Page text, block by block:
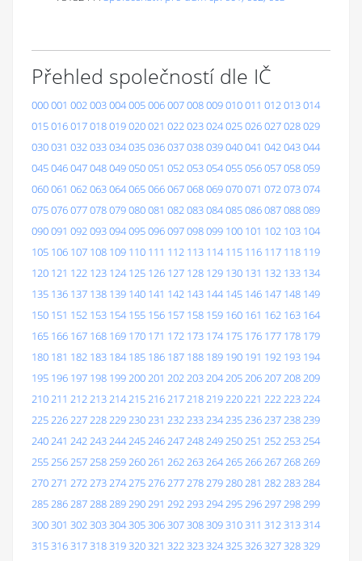
Přehled společností dle IČ
000001 002003004005006007008009010011 012013014
015016017018019020021 022023024025026027028029
030031 032033034035036037038039040041 042043044
045046047048049050051 052053054055056057058059
060061 062063064065066067068069070071 072073074
075076077078079080081 082083084085086087088089
090091 092093094095096097098099 100 101 102 103 104
105 106 107 108 109 110 111 112 113 114 115 116 117 118 119
120 121 122 123 124 125 126 127 128 129 130 131 132 133 134
135 136 137 138 139 140 141 142 143 144 145 146 147 148 149
150 151 152 153 154 155 156 157 158 159 160 161 162 163 164
165 166 167 168 169 170 171 172 173 174 175 176 177 178 179
180 181 182 183 184 185 186 187 188 189 190 191 192 193 194
195 196 197 198 199200201 202203204205206207208209
210211 212213214215216217218219220221 222223224
225226227228229230231 232233234235236237238239
240241 242243244245246247248249250251 252253254
255256257258259260261 262263264265266267268269
270271 272273274275276277278279280281 282283284
285286287288289290291 292293294295296297298299
300301 302303304305306307308309310311 312313314
315316317318319320321 322323324325326327328329